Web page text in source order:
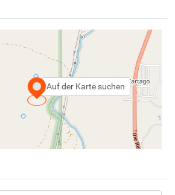
Auf der Karte suchen